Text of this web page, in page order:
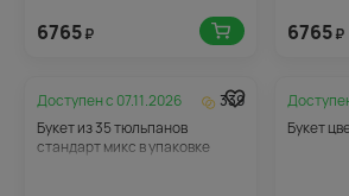
6765₽ 6765₽
Доступен с 07.11.2026
339
Букет из 35 тюльпанов
стандарт микс в упаковке
Букет